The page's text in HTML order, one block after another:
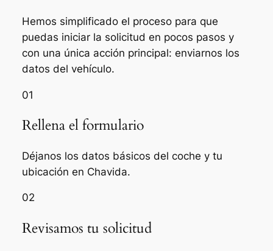
Hemos simplificado el proceso para que
puedas iniciar la solicitud en pocos pasos y
con una única acción principal: enviarnos los
datos del vehículo.
01
Rellena el formulario
Déjanos los datos básicos del coche y tu
ubicación en Chavida.
02
Revisamos tu solicitud